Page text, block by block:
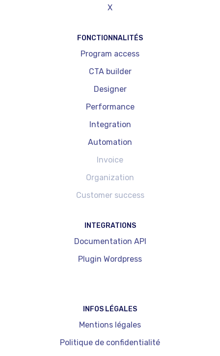
X
FONCTIONNALITÉS
Program access
CTA builder
Designer
Performance
Integration
Automation
Invoice
Organization
Customer success
INTEGRATIONS
Documentation API
Plugin Wordpress
INFOS LÉGALES
Mentions légales
Politique de confidentialité